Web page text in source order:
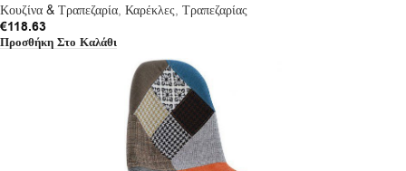
Κουζίνα & Τραπεζαρία, Καρέκλες, Τραπεζαρίας
€118.63
Προσθήκη Στο Καλάθι